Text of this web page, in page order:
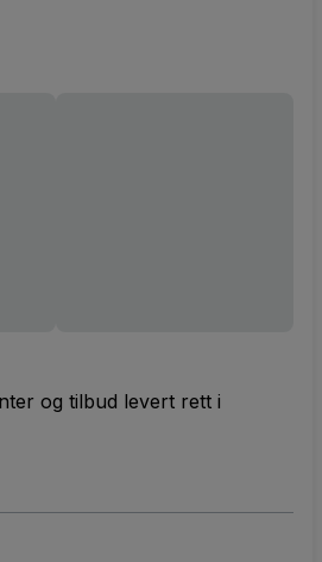
og tilbud levert rett i